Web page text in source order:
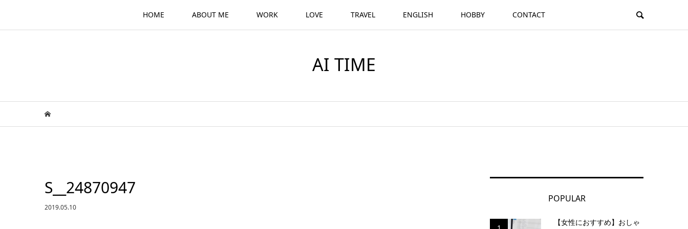
HOME ABOUT ME WORK LOVE TRAVEL ENGLISH HOBBY CONTACT
AI TIME
S__24870947
2019.05.10
POPULAR
【女性におすすめ】おしゃ